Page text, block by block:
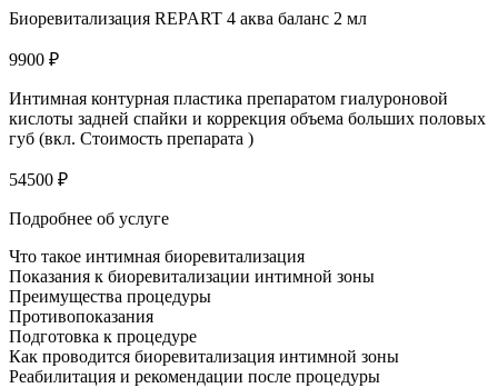
Биоревитализация REPART 4 аква баланс 2 мл
9900 ₽
Интимная контурная пластика препаратом гиалуроновой
кислоты задней спайки и коррекция объема больших половых
губ (вкл. Стоимость препарата )
54500 ₽
Подробнее об услуге
Что такое интимная биоревитализация
Показания к биоревитализации интимной зоны
Преимущества процедуры
Противопоказания
Подготовка к процедуре
Как проводится биоревитализация интимной зоны
Реабилитация и рекомендации после процедуры